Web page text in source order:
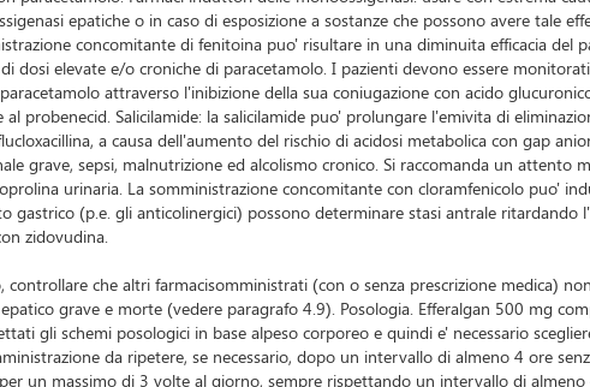
epatiche o in caso di esposizione a sostanze che possono avere tale
concomitante di fenitoina puo' risultare in una diminuita efficacia
dosi elevate e/o croniche di paracetamolo. I pazienti devono essere
attraverso l'inibizione della sua coniugazione con acido
probenecid. Salicilamide: la salicilamide puo' prolungare l'emivita di
a causa dell'aumento del rischio di acidosi metabolica con gap
grave, sepsi, malnutrizione ed alcolismo cronico. Si raccomanda un
urinaria. La somministrazione concomitante con cloramfenicolo puo'
gastrico (p.e. gli anticolinergici) possono determinare stasi antrale
zidovudina.
controllare che altri farmacisomministrati (con o senza prescrizione medica)
grave e morte (vedere paragrafo 4.9). Posologia. Efferalgan 500 mg
gli schemi posologici in base alpeso corporeo e quindi e' necessario
da ripetere, se necessario, dopo un intervallo di almeno 4 ore
un massimo di 3 volte al giorno, sempre rispettando un intervallo di